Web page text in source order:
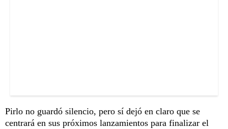
Pirlo no guardó silencio, pero sí dejó en claro que se
centrará en sus próximos lanzamientos para finalizar el